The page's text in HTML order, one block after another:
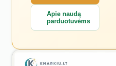
Apie naudą
parduotuvėms